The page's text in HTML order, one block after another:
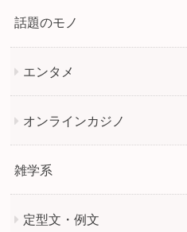
話題のモノ
エンタメ
オンラインカジノ
雑学系
定型文・例文